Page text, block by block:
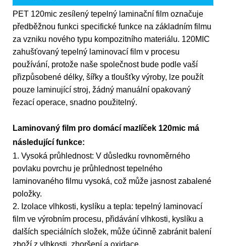
PET 120mic zesílený tepelný laminační film označuje
předběžnou funkci specifické funkce na základním filmu
za vzniku nového typu kompozitního materiálu. 120MIC
zahušťovaný tepelný laminovací film v procesu
používání, protože naše společnost bude podle vaší
přizpůsobené délky, šířky a tloušťky výroby, lze použít
pouze laminující stroj, žádný manuální opakovaný
řezací operace, snadno použitelný.
Laminovaný film pro domácí mazlíček 120mic má
následující funkce:
1. Vysoká průhlednost: V důsledku rovnoměrného
povlaku povrchu je průhlednost tepelného
laminovaného filmu vysoká, což může jasnost zabalené
položky.
2. Izolace vlhkosti, kyslíku a tepla: tepelný laminovací
film ve výrobním procesu, přidávání vlhkosti, kyslíku a
dalších speciálních složek, může účinně zabránit balení
zboží z vlhkosti, zhoršení a oxidace.